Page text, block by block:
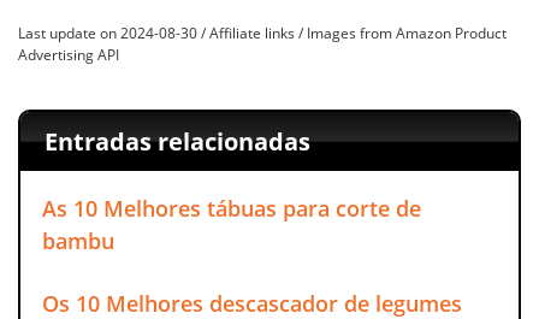
Last update on 2024-08-30 / Affiliate links / Images from Amazon Product
Advertising API
Entradas relacionadas
As 10 Melhores tábuas para corte de
bambu
Os 10 Melhores descascador de legumes